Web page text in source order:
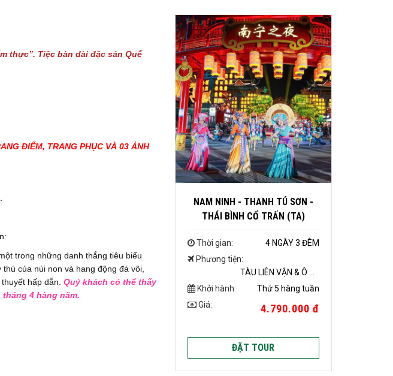
thực”. Tiệc bàn dài đặc sản Quế
ĐIỂM, TRANG PHỤC VÀ 03 ẢNH
trong những danh thắng tiêu biểu
của núi non và hang động đá vôi,
hấp dẫn. Quý khách có thể thấy
4 hàng năm.
NAM NINH - THANH TÚ SƠN -
THÁI BÌNH CỔ TRẤN (TA)
Thời gian:
4 NGÀY 3 ĐÊM
Phương tiện:
Khởi hành:
Thứ 5 hàng tuần
Giá:
4.790.000 đ
ĐẶT TOUR